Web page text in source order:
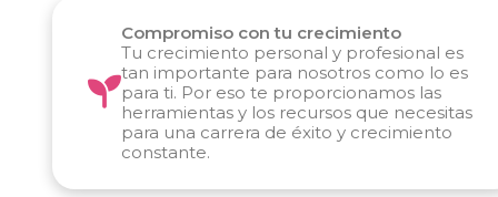
Compromiso con tu crecimiento
Tu crecimiento personal y profesional es
tan importante para nosotros como lo es
para ti. Por eso te proporcionamos las
herramientas y los recursos que necesitas
para una carrera de éxito y crecimiento
constante.